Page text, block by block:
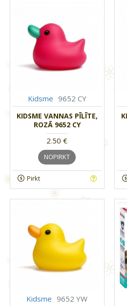
Kidsme 9652 CY
KIDSME VANNAS PĪLĪTE,
ROZĀ 9652 CY
2.50 €
NOPIRKT
Pirkt
Kidsme 9652 YW